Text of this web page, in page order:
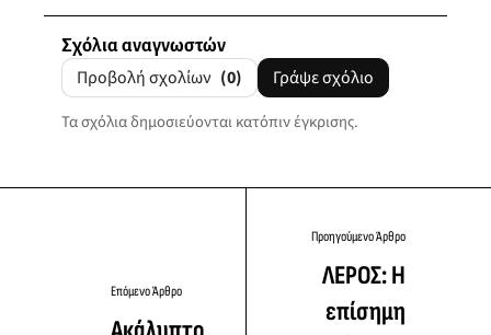
Σχόλια αναγνωστών
Προβολή σχολίων (0) Γράψε σχόλιο
Τα σχόλια δημοσιεύονται κατόπιν έγκρισης.
Επόμενο Άρθρο
Προηγούμενο Άρθρο
ΛΕΡΟΣ: Η
επίσημη